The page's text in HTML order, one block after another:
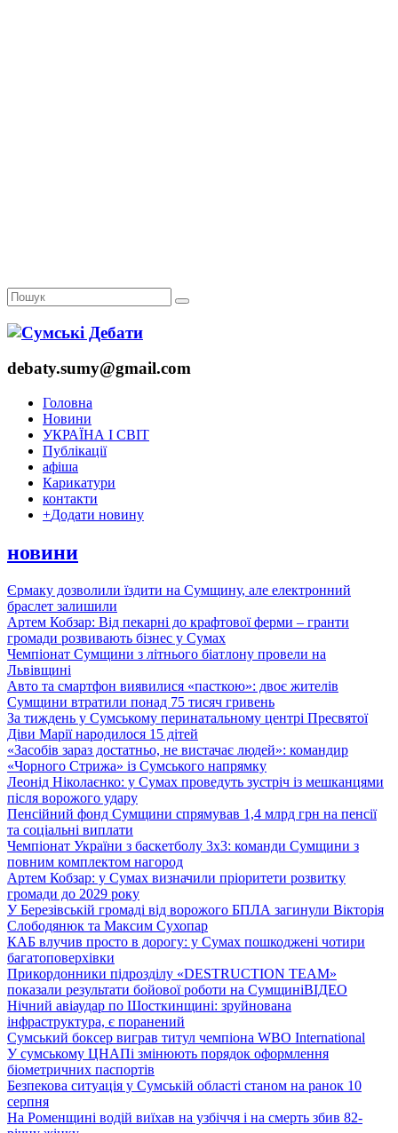
debaty.sumy@gmail.com
Головна
Новини
УКРАЇНА І СВІТ
Публікації
афіша
Карикатури
контакти
+Додати новину
новини
Єрмаку дозволили їздити на Сумщину, але електронний
браслет залишили
Артем Кобзар: Від пекарні до крафтової ферми – гранти
громади розвивають бізнес у Сумах
Чемпіонат Сумщини з літнього біатлону провели на
Львівщині
Авто та смартфон виявилися «пасткою»: двоє жителів
Сумщини втратили понад 75 тисяч гривень
За тиждень у Сумському перинатальному центрі Пресвятої
Діви Марії народилося 15 дітей
«Засобів зараз достатньо, не вистачає людей»: командир
«Чорного Стрижа» із Сумського напрямку
Леонід Ніколаєнко: у Сумах проведуть зустріч із мешканцями
після ворожого удару
Пенсійний фонд Сумщини спрямував 1,4 млрд грн на пенсії
та соціальні виплати
Чемпіонат України з баскетболу 3х3: команди Сумщини з
повним комплектом нагород
Артем Кобзар: у Сумах визначили пріоритети розвитку
громади до 2029 року
У Березівській громаді від ворожого БПЛА загинули Вікторія
Слободянюк та Максим Сухопар
КАБ влучив просто в дорогу: у Сумах пошкоджені чотири
багатоповерхівки
Прикордонники підрозділу «DESTRUCTION TEAM»
показали результати бойової роботи на СумщиніВІДЕО
Нічний авіаудар по Шосткинщині: зруйнована
інфраструктура, є поранений
Сумський боксер виграв титул чемпіона WBO International
У сумському ЦНАПі змінюють порядок оформлення
біометричних паспортів
Безпекова ситуація у Сумській області станом на ранок 10
серпня
На Роменщині водій виїхав на узбіччя і на смерть збив 82-